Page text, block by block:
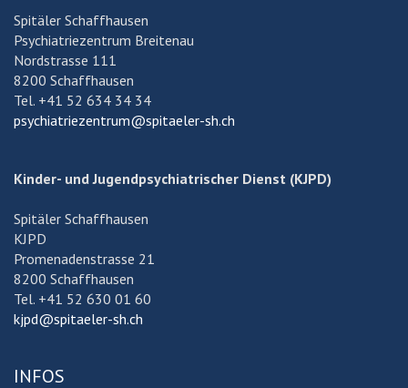
Spitäler Schaffhausen
Psychiatriezentrum Breitenau
Nordstrasse 111
8200 Schaffhausen
Tel. +41 52 634 34 34
psychiatriezentrum@spitaeler-sh.ch
Kinder- und Jugendpsychiatrischer Dienst (KJPD)
Spitäler Schaffhausen
KJPD
Promenadenstrasse 21
8200 Schaffhausen
Tel. +41 52 630 01 60
kjpd@spitaeler-sh.ch
INFOS